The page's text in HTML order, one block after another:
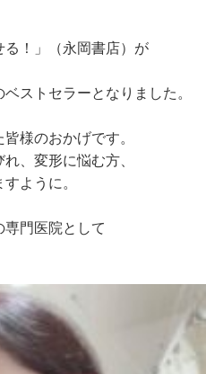
る！」（永岡書店）が
ストセラーとなりました。
様のおかげです。
、変形に悩む方、
ように。
門医院として